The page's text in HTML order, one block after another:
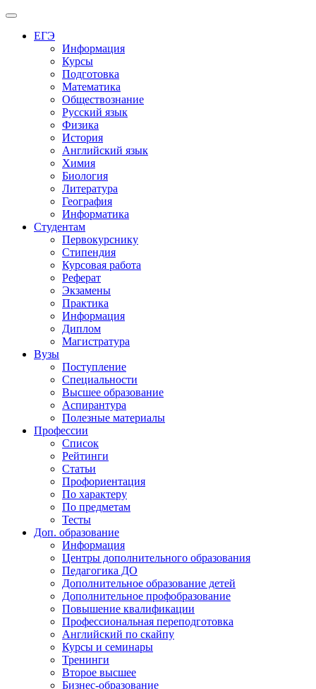
Меню
ЕГЭ
Информация
Курсы
Подготовка
Математика
Обществознание
Русский язык
Физика
История
Английский язык
Химия
Биология
Литература
География
Информатика
Студентам
Первокурснику
Стипендия
Курсовая работа
Реферат
Экзамены
Практика
Информация
Диплом
Магистратура
Вузы
Поступление
Специальности
Высшее образование
Аспирантура
Полезные материалы
Профессии
Список
Рейтинги
Статьи
Профориентация
По характеру
По предметам
Тесты
Доп. образование
Информация
Центры дополнительного образования
Педагогика ДО
Дополнительное образование детей
Дополнительное профобразование
Повышение квалификации
Профессиональная переподготовка
Английский по скайпу
Курсы и семинары
Тренинги
Второе высшее
Бизнес-образование